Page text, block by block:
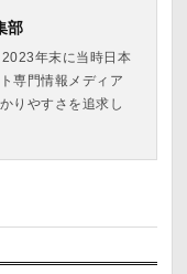
部
年末に当時日本
専門情報メディア
りやすさを追求し